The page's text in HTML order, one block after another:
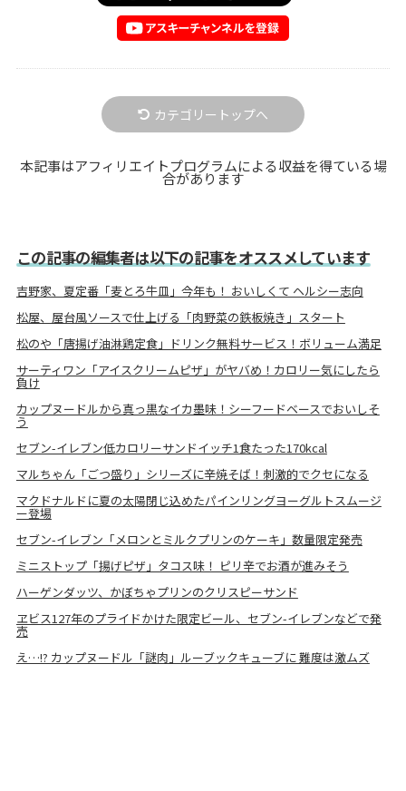
カテゴリートップへ
本記事はアフィリエイトプログラムによる収益を得ている場
合があります
この記事の編集者は以下の記事をオススメしています
吉野家、夏定番「麦とろ牛皿」今年も！ おいしくて ヘルシー志向
松屋、屋台風ソースで仕上げる「肉野菜の鉄板焼き」スタート
松のや「唐揚げ油淋鶏定食」ドリンク無料サービス！ボリューム満足
サーティワン「アイスクリームピザ」がヤバめ！カロリー気にしたら
負け
カップヌードルから真っ黒なイカ墨味！シーフードベースでおいしそ
う
セブン-イレブン低カロリーサンドイッチ1食たった170kcal
マルちゃん「ごつ盛り」シリーズに辛焼そば！刺激的でクセになる
マクドナルドに夏の太陽閉じ込めたパインリングヨーグルトスムージ
ー登場
セブン-イレブン「メロンとミルクプリンのケーキ」数量限定発売
ミニストップ「揚げピザ」タコス味！ ピリ辛でお酒が進みそう
ハーゲンダッツ、かぼちゃプリンのクリスピーサンド
ヱビス127年のプライドかけた限定ビール、セブン-イレブンなどで発
売
え…!? カップヌードル「謎肉」ルーブックキューブに 難度は激ムズ